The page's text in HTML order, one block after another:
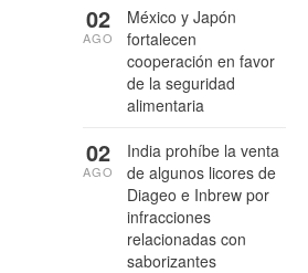
México y Japón
fortalecen
cooperación en favor
de la seguridad
alimentaria
02
AGO
India prohíbe la venta
de algunos licores de
Diageo e Inbrew por
infracciones
relacionadas con
saborizantes
02
AGO